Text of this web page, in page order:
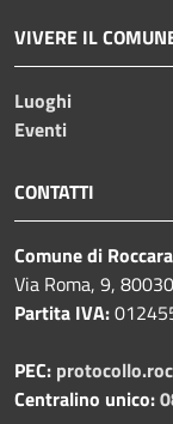
VIVERE IL
Luoghi
Eventi
CONTATTI
Comune di
Via Roma, 9,
Partita IVA:
PEC:
Centralino unico: